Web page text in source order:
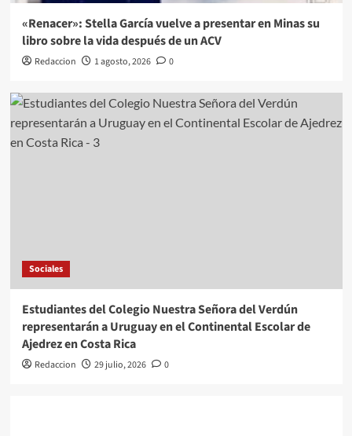
«Renacer»: Stella García vuelve a presentar en Minas su
libro sobre la vida después de un ACV
Redaccion 1 agosto, 2026 0
Sociales
Estudiantes del Colegio Nuestra Señora del Verdún
representarán a Uruguay en el Continental Escolar de
Ajedrez en Costa Rica
Redaccion 29 julio, 2026 0